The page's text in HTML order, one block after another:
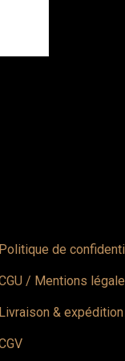
de
/ Mentions
& expédition